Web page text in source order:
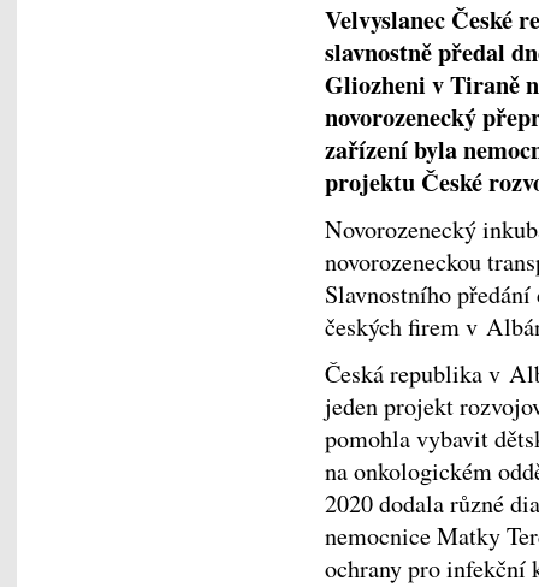
Velvyslanec České
slavnostně předal
Gliozheni v Tiraně
novorozenecký
zařízení byla
projektu České
Novorozenecký
novorozeneckou
Slavnostního
českých firem v
Česká republika v
jeden projekt
pomohla vybavit
na onkologickém
2020 dodala různé
nemocnice Matky
ochrany pro